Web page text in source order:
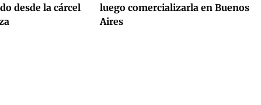
desde la cárcel
luego comercializarla en Buenos
Aires